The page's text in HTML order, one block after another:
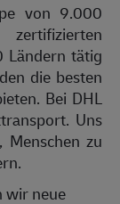
von 9.000
Ländern tätig
die besten
Bei DHL
Uns
Menschen zu
wir neue